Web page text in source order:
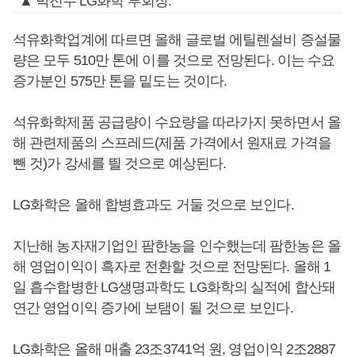
석유화학업계에 따르면 올해 글로벌 에틸렌설비 증설물
량은 모두 510만 톤에 이를 것으로 전망된다. 이는 수요
증가분인 575만 톤을 밑도는 것이다.
석유화학제품 공급량이 수요량을 따라가지 못하면서 올
해 관련제품의 스프레드(제품 가격에서 원재료 가격을
뺀 것)가 강세를 띌 것으로 예상된다.
LG화학은 올해 합병효과도 거둘 것으로 보인다.
지난해 농자재기업인 팜한농을 인수했는데 팜한농은 올
해 영업이익이 흑자로 전환할 것으로 전망된다. 올해 1
일 흡수합병한 LG생명과학도 LG화학의 실적에 합산돼
연간 영업이익 증가에 보탬이 될 것으로 보인다.
LG화학은 올해 매출 23조3741억 원, 영업이익 2조2887